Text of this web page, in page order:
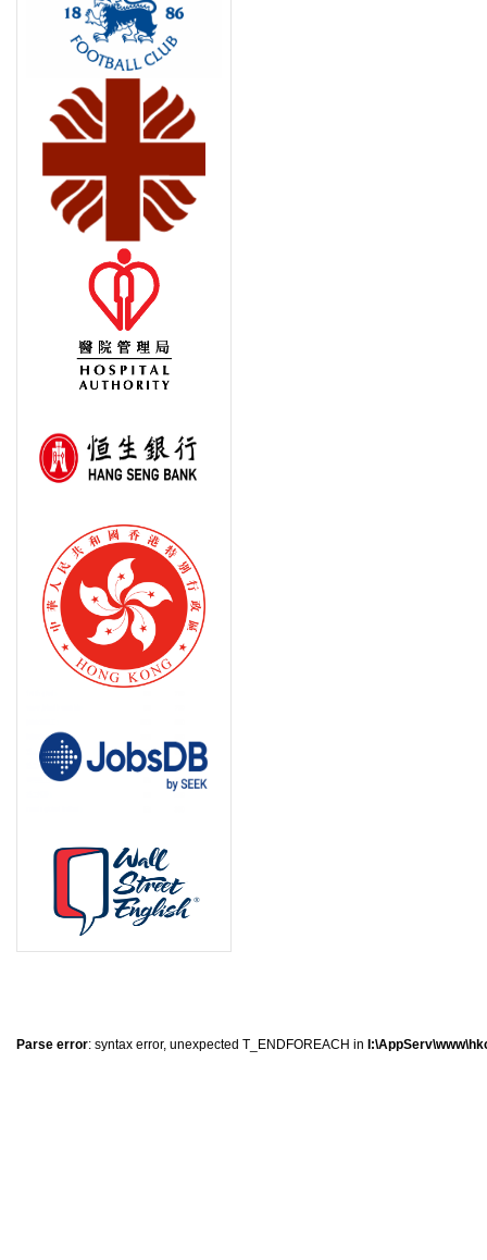
Parse error: syntax error, unexpected T_ENDFOREACH in